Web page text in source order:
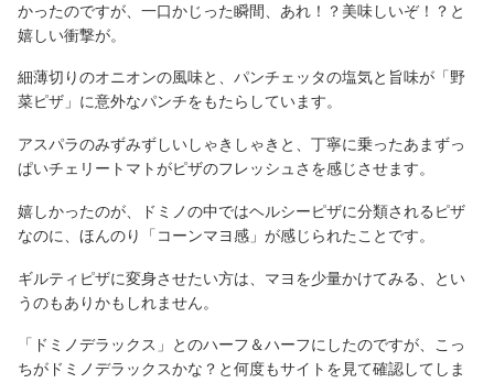
かったのですが、一口かじった瞬間、あれ！？美味しいぞ！？と
嬉しい衝撃が。
細薄切りのオニオンの風味と、パンチェッタの塩気と旨味が「野
菜ピザ」に意外なパンチをもたらしています。
アスパラのみずみずしいしゃきしゃきと、丁寧に乗ったあまずっ
ぱいチェリートマトがピザのフレッシュさを感じさせます。
嬉しかったのが、ドミノの中ではヘルシーピザに分類されるピザ
なのに、ほんのり「コーンマヨ感」が感じられたことです。
ギルティピザに変身させたい方は、マヨを少量かけてみる、とい
うのもありかもしれません。
「ドミノデラックス」とのハーフ＆ハーフにしたのですが、こっ
ちがドミノデラックスかな？と何度もサイトを見て確認してしま